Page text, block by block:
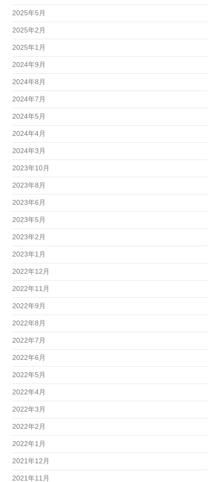
2025年5月
2025年2月
2025年1月
2024年9月
2024年8月
2024年7月
2024年5月
2024年4月
2024年3月
2023年10月
2023年8月
2023年6月
2023年5月
2023年2月
2023年1月
2022年12月
2022年11月
2022年9月
2022年8月
2022年7月
2022年6月
2022年5月
2022年4月
2022年3月
2022年2月
2022年1月
2021年12月
2021年11月